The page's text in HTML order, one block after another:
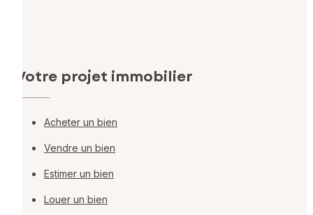
Votre projet immobilier
Acheter un bien
Vendre un bien
Estimer un bien
Louer un bien